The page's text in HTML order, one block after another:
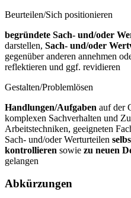
Beurteilen/Sich positionieren
begründete Sach- und/oder
darstellen, Sach- und/oder
gegenüber anderen annehmen
reflektieren und ggf. revidieren
Gestalten/Problemlösen
Handlungen/Aufgaben auf der
komplexen Sachverhalten und
Arbeitstechniken, geeigneten
Sach- und/oder Werturteilen
kontrollieren sowie zu neuen
gelangen
Abkürzungen